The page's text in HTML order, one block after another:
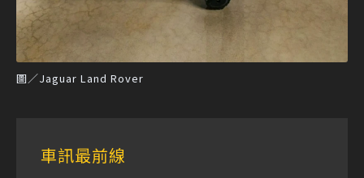
圖／Jaguar Land Rover
車訊最前線